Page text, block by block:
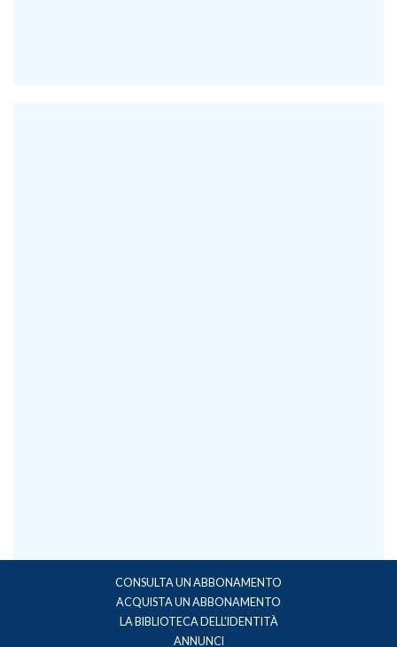
CONSULTA UN ABBONAMENTO
ACQUISTA UN ABBONAMENTO
LA BIBLIOTECA DELL'IDENTITÀ
ANNUNCI